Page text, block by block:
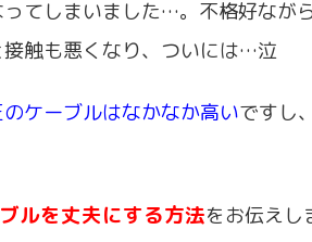
てしまいました…。不格好なが
触も悪くなり、ついには…泣
ケーブルはなかなか高いですし、
ルを丈夫にする方法をお伝えし